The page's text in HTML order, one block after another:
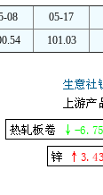
08 05-17
101.03